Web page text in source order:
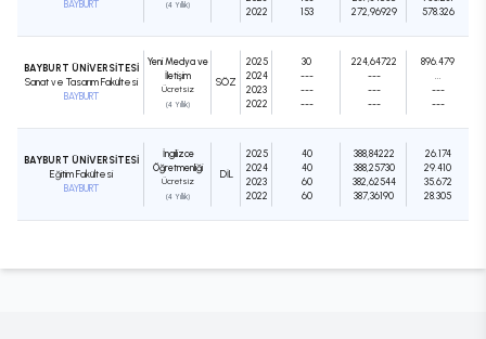
BAYBURT
(4 Yıllık)
2022
153
272,96929
578.326
BAYBURT ÜNİVERSİTESİ
Sanat ve Tasarım Fakültesi
BAYBURT
Yeni Medya ve
İletişim
Ücretsiz
(4 Yıllık)
SÖZ
2025
2024
2023
2022
30
---
---
---
224,64722
---
---
---
896.479
---
---
BAYBURT ÜNİVERSİTESİ
Eğitim Fakültesi
BAYBURT
İngilizce
Öğretmenliği
Ücretsiz
(4 Yıllık)
DIL
2025
2024
2023
2022
40
40
60
60
388,84222
388,25730
382,62544
387,36190
26.174
29.410
35.672
28.305